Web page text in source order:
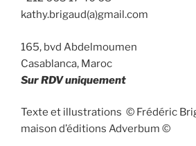
kathy.brigaud(a)gmail.com
165, bvd Abdelmoumen
Casablanca, Maroc
Sur RDV uniquement
Texte et illustrations © Frédéric
maison d’éditions Adverbum ©